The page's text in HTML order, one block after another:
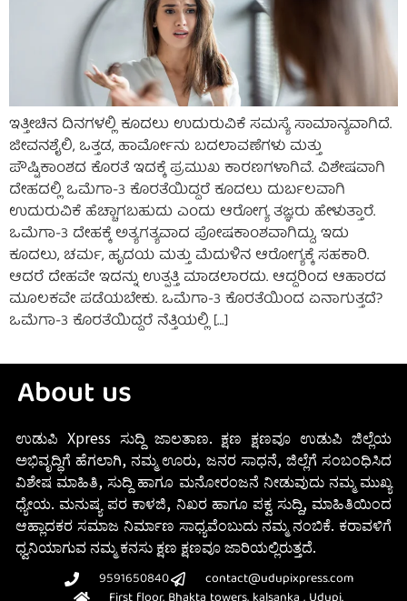
ಇತ್ತೀಚಿನ ದಿನಗಳಲ್ಲಿ ಕೂದಲು ಉದುರುವಿಕೆ ಸಮಸ್ಯೆ ಸಾಮಾನ್ಯವಾಗಿದೆ.
ಜೀವನಶೈಲಿ, ಒತ್ತಡ, ಹಾರ್ಮೋನು ಬದಲಾವಣೆಗಳು ಮತ್ತು
ಪೌಷ್ಟಿಕಾಂಶದ ಕೊರತೆ ಇದಕ್ಕೆ ಪ್ರಮುಖ ಕಾರಣಗಳಾಗಿವೆ. ವಿಶೇಷವಾಗಿ
ದೇಹದಲ್ಲಿ ಒಮೆಗಾ-3 ಕೊರತೆಯಿದ್ದರೆ ಕೂದಲು ದುರ್ಬಲವಾಗಿ
ಉದುರುವಿಕೆ ಹೆಚ್ಚಾಗಬಹುದು ಎಂದು ಆರೋಗ್ಯ ತಜ್ಞರು ಹೇಳುತ್ತಾರೆ.
ಒಮೆಗಾ-3 ದೇಹಕ್ಕೆ ಅತ್ಯಗತ್ಯವಾದ ಪೋಷಕಾಂಶವಾಗಿದ್ದು, ಇದು
ಕೂದಲು, ಚರ್ಮ, ಹೃದಯ ಮತ್ತು ಮೆದುಳಿನ ಆರೋಗ್ಯಕ್ಕೆ ಸಹಕಾರಿ.
ಆದರೆ ದೇಹವೇ ಇದನ್ನು ಉತ್ಪತ್ತಿ ಮಾಡಲಾರದು. ಆದ್ದರಿಂದ ಆಹಾರದ
ಮೂಲಕವೇ ಪಡೆಯಬೇಕು. ಒಮೆಗಾ-3 ಕೊರತೆಯಿಂದ ಏನಾಗುತ್ತದೆ?
ಒಮೆಗಾ-3 ಕೊರತೆಯಿದ್ದರೆ ನೆತ್ತಿಯಲ್ಲಿ […]
About us
ಉಡುಪಿ Xpress ಸುದ್ದಿ ಜಾಲತಾಣ. ಕ್ಷಣ ಕ್ಷಣವೂ ಉಡುಪಿ ಜಿಲ್ಲೆಯ
ಅಭಿವೃದ್ಧಿಗೆ ಹೆಗಲಾಗಿ, ನಮ್ಮ ಊರು, ಜನರ ಸಾಧನೆ, ಜಿಲ್ಲೆಗೆ ಸಂಬಂಧಿಸಿದ
ವಿಶೇಷ ಮಾಹಿತಿ, ಸುದ್ದಿ ಹಾಗೂ ಮನೋರಂಜನೆ ನೀಡುವುದು ನಮ್ಮ ಮುಖ್ಯ
ಧ್ಯೇಯ. ಮನುಷ್ಯ ಪರ ಕಾಳಜಿ, ನಿಖರ ಹಾಗೂ ಪಕ್ವ ಸುದ್ದಿ, ಮಾಹಿತಿಯಿಂದ
ಆಹ್ಲಾದಕರ ಸಮಾಜ ನಿರ್ಮಾಣ ಸಾಧ್ಯವೆಂಬುದು ನಮ್ಮ ನಂಬಿಕೆ. ಕರಾವಳಿಗೆ
ಧ್ವನಿಯಾಗುವ ನಮ್ಮ ಕನಸು ಕ್ಷಣ ಕ್ಷಣವೂ ಜಾರಿಯಲ್ಲಿರುತ್ತದೆ.
9591650840
contact@udupixpress.com